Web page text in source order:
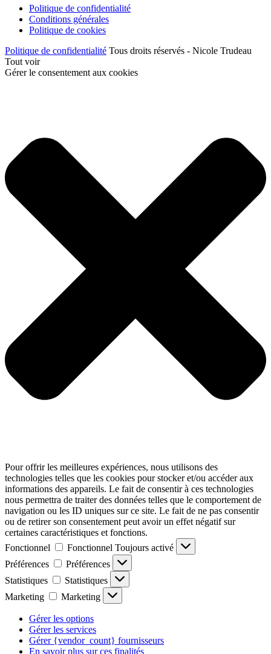
Politique de confidentialité
Conditions générales
Politique de cookies
Politique de confidentialité Tous droits réservés - Nicole Trudeau
Tout voir
Gérer le consentement aux cookies
Pour offrir les meilleures expériences, nous utilisons des
technologies telles que les cookies pour stocker et/ou accéder aux
informations des appareils. Le fait de consentir à ces technologies
nous permettra de traiter des données telles que le comportement de
navigation ou les ID uniques sur ce site. Le fait de ne pas consentir
ou de retirer son consentement peut avoir un effet négatif sur
certaines caractéristiques et fonctions.
Fonctionnel
Fonctionnel Toujours activé
Préférences
Préférences
Statistiques
Statistiques
Marketing
Marketing
Gérer les options
Gérer les services
Gérer {vendor_count} fournisseurs
En savoir plus sur ces finalités